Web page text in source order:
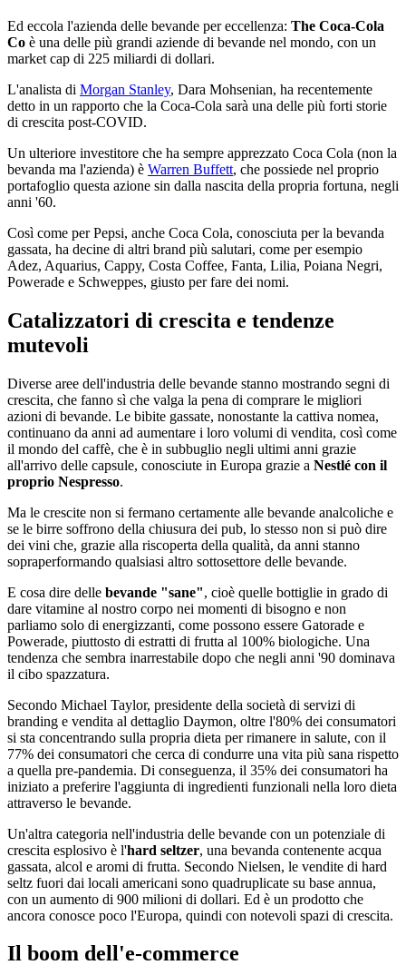
Ed eccola l'azienda delle bevande per eccellenza: The Coca-Cola
Co è una delle più grandi aziende di bevande nel mondo, con un
market cap di 225 miliardi di dollari.
L'analista di Morgan Stanley, Dara Mohsenian, ha recentemente
detto in un rapporto che la Coca-Cola sarà una delle più forti storie
di crescita post-COVID.
Un ulteriore investitore che ha sempre apprezzato Coca Cola (non la
bevanda ma l'azienda) è Warren Buffett, che possiede nel proprio
portafoglio questa azione sin dalla nascita della propria fortuna, negli
anni '60.
Così come per Pepsi, anche Coca Cola, conosciuta per la bevanda
gassata, ha decine di altri brand più salutari, come per esempio
Adez, Aquarius, Cappy, Costa Coffee, Fanta, Lilia, Poiana Negri,
Powerade e Schweppes, giusto per fare dei nomi.
Catalizzatori di crescita e tendenze
mutevoli
Diverse aree dell'industria delle bevande stanno mostrando segni di
crescita, che fanno sì che valga la pena di comprare le migliori
azioni di bevande. Le bibite gassate, nonostante la cattiva nomea,
continuano da anni ad aumentare i loro volumi di vendita, così come
il mondo del caffè, che è in subbuglio negli ultimi anni grazie
all'arrivo delle capsule, conosciute in Europa grazie a Nestlé con il
proprio Nespresso.
Ma le crescite non si fermano certamente alle bevande analcoliche e
se le birre soffrono della chiusura dei pub, lo stesso non si può dire
dei vini che, grazie alla riscoperta della qualità, da anni stanno
sopraperformando qualsiasi altro sottosettore delle bevande.
E cosa dire delle bevande "sane", cioè quelle bottiglie in grado di
dare vitamine al nostro corpo nei momenti di bisogno e non
parliamo solo di energizzanti, come possono essere Gatorade e
Powerade, piuttosto di estratti di frutta al 100% biologiche. Una
tendenza che sembra inarrestabile dopo che negli anni '90 dominava
il cibo spazzatura.
Secondo Michael Taylor, presidente della società di servizi di
branding e vendita al dettaglio Daymon, oltre l'80% dei consumatori
si sta concentrando sulla propria dieta per rimanere in salute, con il
77% dei consumatori che cerca di condurre una vita più sana rispetto
a quella pre-pandemia. Di conseguenza, il 35% dei consumatori ha
iniziato a preferire l'aggiunta di ingredienti funzionali nella loro dieta
attraverso le bevande.
Un'altra categoria nell'industria delle bevande con un potenziale di
crescita esplosivo è l'hard seltzer, una bevanda contenente acqua
gassata, alcol e aromi di frutta. Secondo Nielsen, le vendite di hard
seltz fuori dai locali americani sono quadruplicate su base annua,
con un aumento di 900 milioni di dollari. Ed è un prodotto che
ancora conosce poco l'Europa, quindi con notevoli spazi di crescita.
Il boom dell'e-commerce